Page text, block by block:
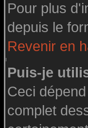
Pour plus
depuis le
Revenir en
Puis-je
Ceci
complet